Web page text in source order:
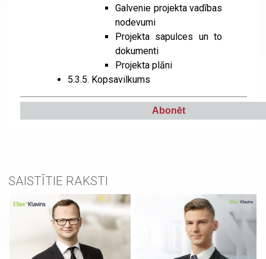
Galvenie projekta vadības
nodevumi
Projekta sapulces un to
dokumenti
Projekta plāni
5.3.5. Kopsavilkums
Abonēt
SAISTĪTIE RAKSTI